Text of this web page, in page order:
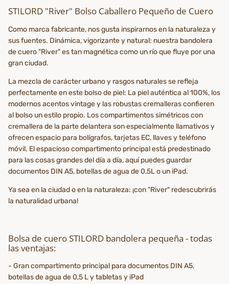
STILORD "River" Bolso Caballero Pequeño de Cuero
Como marca fabricante, nos gusta inspirarnos en la naturaleza y
sus fuentes. Dinámica, vigorizante y natural: nuestra bandolera
de cuero "River" es tan magnética como un río que fluye por una
gran ciudad.
La mezcla de carácter urbano y rasgos naturales se refleja
perfectamente en este bolso de piel: La piel auténtica al 100%, los
modernos acentos vintage y las robustas cremalleras confieren
al bolso un estilo propio. Los compartimentos simétricos con
cremallera de la parte delantera son especialmente llamativos y
ofrecen espacio para bolígrafos, tarjetas EC, llaves y teléfono
móvil. El espacioso compartimento principal está predestinado
para las cosas grandes del día a día, aquí puedes guardar
documentos DIN A5, botellas de agua de 0,5L o un iPad.
Ya sea en la ciudad o en la naturaleza: ¡con "River" redescubrirás
la naturalidad urbana!
Bolsa de cuero STILORD bandolera pequeña - todas
las ventajas:
- Gran compartimento principal para documentos DIN A5,
botellas de agua de 0,5 L y tabletas y iPad